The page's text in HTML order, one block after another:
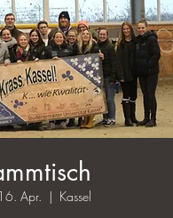
Apr.
  |
Kassel